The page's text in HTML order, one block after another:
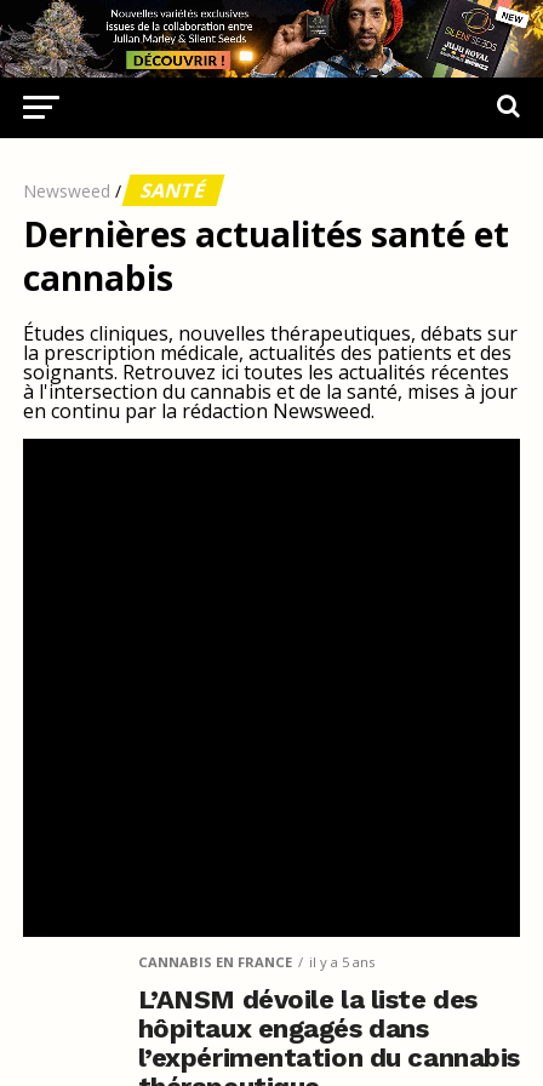
Newsweed / SANTÉ
Dernières actualités santé et
cannabis
Études cliniques, nouvelles thérapeutiques, débats sur
la prescription médicale, actualités des patients et des
soignants. Retrouvez ici toutes les actualités récentes
à l'intersection du cannabis et de la santé, mises à jour
en continu par la rédaction Newsweed.
CANNABIS EN FRANCE il y a 5 ans
L’ANSM dévoile la liste des
hôpitaux engagés dans
l’expérimentation du cannabis